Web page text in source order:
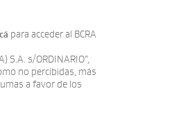
para acceder al BCRA
S.A. s/ORDINARIO”,
no percibidas, más
a favor de los